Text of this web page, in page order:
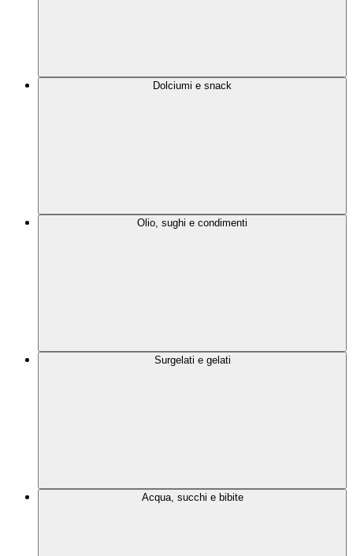
Dolciumi e snack
Olio, sughi e condimenti
Surgelati e gelati
Acqua, succhi e bibite